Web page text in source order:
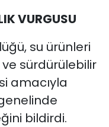
VURGUSU
su ürünleri
ve sürdürülebilir
amacıyla
bildirdi.